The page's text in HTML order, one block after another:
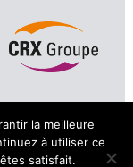
la meilleure
à utiliser ce
satisfait.